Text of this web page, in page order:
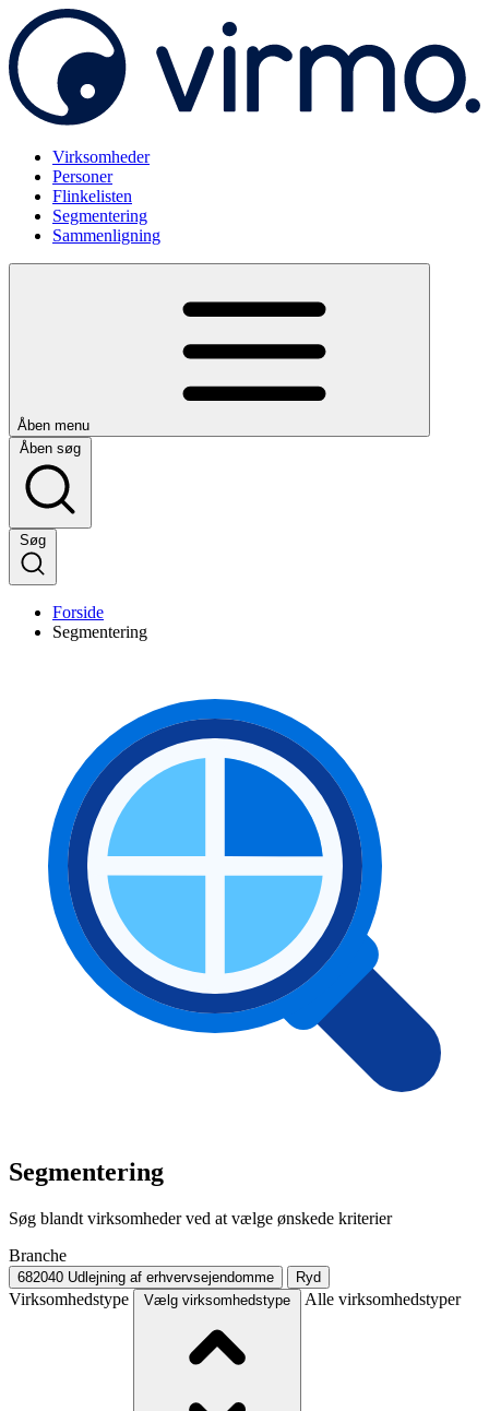
Virksomheder
Personer
Flinkelisten
Segmentering
Sammenligning
Åben menu
Åben søg
Søg
Forside
Segmentering
Segmentering
Søg blandt virksomheder ved at vælge ønskede kriterier
Branche
682040 Udlejning af erhvervsejendomme Ryd
Virksomhedstype Vælg virksomhedstype Alle virksomhedstyper